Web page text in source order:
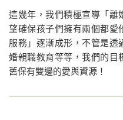
這幾年，我們積極宣導「離
望確保孩子們擁有兩個都愛
服務」逐漸成形，不管是透
婚親職教育等等，我們的目
舊保有雙邊的愛與資源！